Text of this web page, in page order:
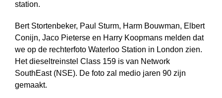
station.
Bert Stortenbeker, Paul Sturm, Harm Bouwman, Elbert
Conijn, Jaco Pieterse en Harry Koopmans melden dat
we op de rechterfoto Waterloo Station in London zien.
Het dieseltreinstel Class 159 is van Network
SouthEast (NSE). De foto zal medio jaren 90 zijn
gemaakt.